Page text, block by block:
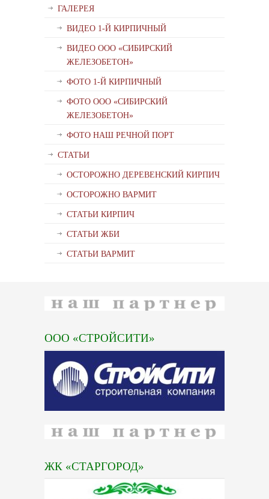
ГАЛЕРЕЯ
ВИДЕО 1-Й КИРПИЧНЫЙ
ВИДЕО ООО «СИБИРСКИЙ
ЖЕЛЕЗОБЕТОН»
ФОТО 1-Й КИРПИЧНЫЙ
ФОТО ООО «СИБИРСКИЙ
ЖЕЛЕЗОБЕТОН»
ФОТО НАШ РЕЧНОЙ ПОРТ
СТАТЬИ
ОСТОРОЖНО ДЕРЕВЕНСКИЙ КИРПИЧ
ОСТОРОЖНО ВАРМИТ
СТАТЬИ КИРПИЧ
СТАТЬИ ЖБИ
СТАТЬИ ВАРМИТ
ООО «СТРОЙСИТИ»
ЖК «СТАРГОРОД»